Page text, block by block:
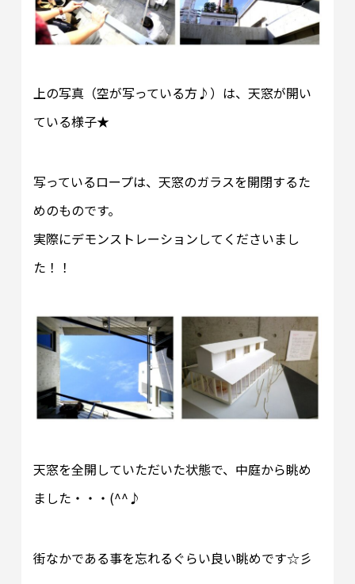
上の写真（空が写っている方♪）は、天窓が開い
ている様子★
写っているロープは、天窓のガラスを開閉するた
めのものです。
実際にデモンストレーションしてくださいまし
た！！
天窓を全開していただいた状態で、中庭から眺め
ました・・・(^^♪
街なかである事を忘れるぐらい良い眺めです☆彡